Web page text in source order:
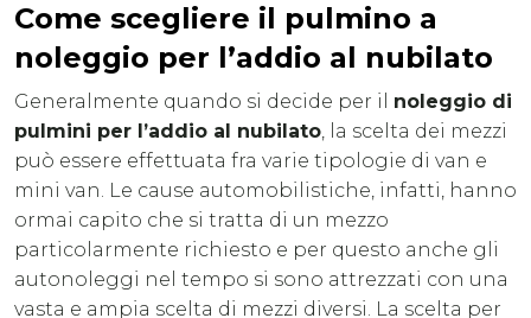
Come scegliere il pulmino a
noleggio per l’addio al nubilato
Generalmente quando si decide per il noleggio di
pulmini per l’addio al nubilato, la scelta dei mezzi
può essere effettuata fra varie tipologie di van e
mini van. Le cause automobilistiche, infatti, hanno
ormai capito che si tratta di un mezzo
particolarmente richiesto e per questo anche gli
autonoleggi nel tempo si sono attrezzati con una
vasta e ampia scelta di mezzi diversi. La scelta per